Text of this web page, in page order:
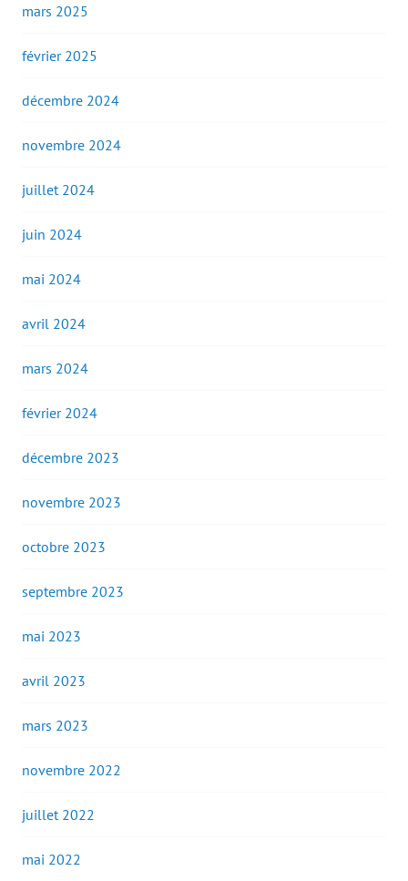
mars 2025
février 2025
décembre 2024
novembre 2024
juillet 2024
juin 2024
mai 2024
avril 2024
mars 2024
février 2024
décembre 2023
novembre 2023
octobre 2023
septembre 2023
mai 2023
avril 2023
mars 2023
novembre 2022
juillet 2022
mai 2022